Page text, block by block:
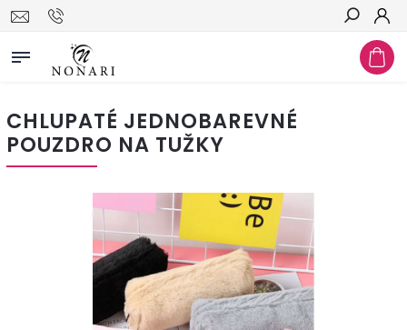
Hledat
CHLUPATÉ JEDNOBAREVNÉ
POUZDRO NA TUŽKY